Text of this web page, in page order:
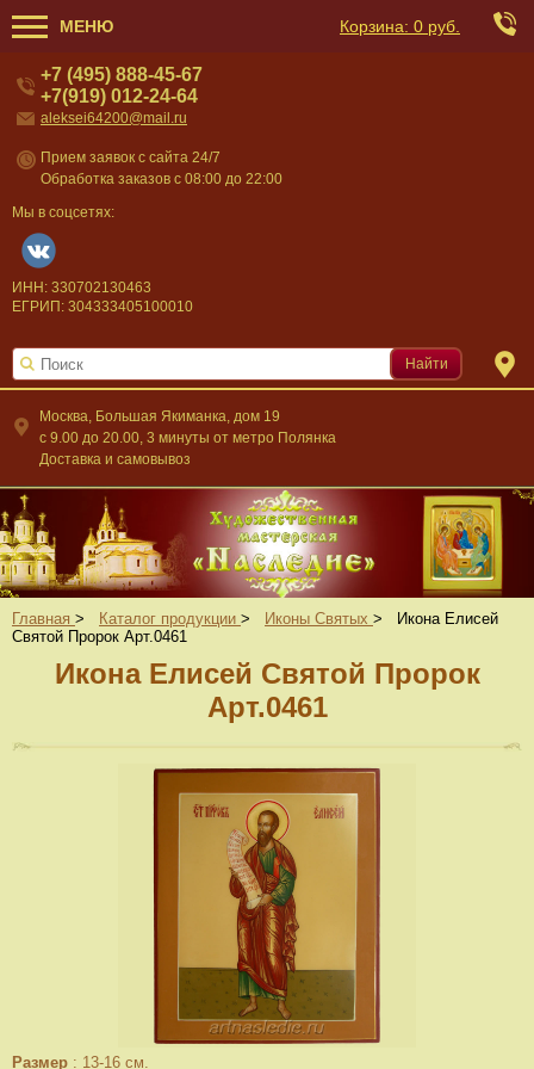
МЕНЮ Корзина: 0 руб.
Москва, Большая Якиманка, дом 19
c 9.00 до 20.00, 3 минуты от метро Полянка
Доставка и самовывоз
+7 (495) 888-45-67
+7(919) 012-24-64
aleksei64200@mail.ru
Прием заявок с сайта 24/7
Обработка заказов с 08:00 до 22:00
Мы в соцсетях:
ИНН: 330702130463
ЕГРИП: 304333405100010
Найти
Главная > Каталог продукции > Иконы Святых >
Икона Елисей
Святой Пророк Арт.0461
Икона Елисей Святой Пророк
Арт.0461
Размер : 13-16 см.